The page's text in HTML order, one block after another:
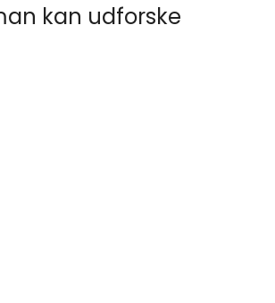
kan udforske